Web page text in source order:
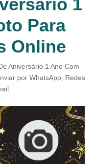
Para
Online
Aniversário 1 Ano Com
por WhatsApp, Redes